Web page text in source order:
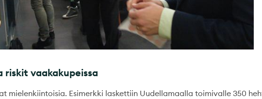
riskit vaakakupeissa
mielenkiintoisia. Esimerkki laskettiin Uudellamaalla toimivalle 350